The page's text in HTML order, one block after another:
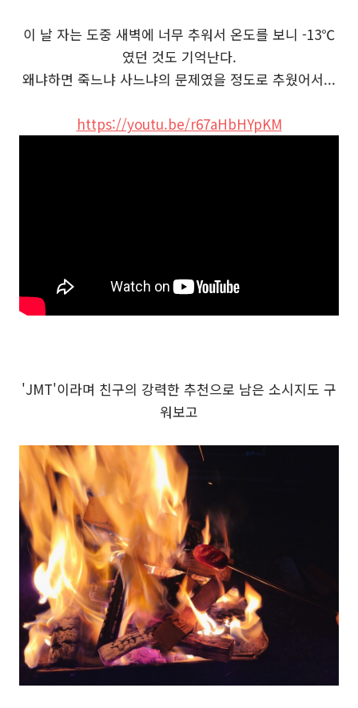
이 날 자는 도중 새벽에 너무 추워서 온도를 보니 -13℃
였던 것도 기억난다.
왜냐하면 죽느냐 사느냐의 문제였을 정도로 추웠어서...
https://youtu.be/r67aHbHYpKM
'JMT'이라며 친구의 강력한 추천으로 남은 소시지도 구
워보고